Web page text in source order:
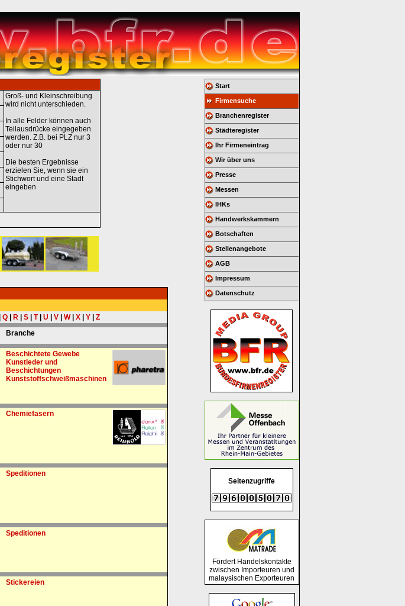
Groß- und Kleinschreibung
wird nicht unterschieden.
In alle Felder können auch
Teilausdrücke eingegeben
werden. Z.B. bei PLZ nur 3
oder nur 30
Die besten Ergebnisse
erzielen Sie, wenn sie ein
Stichwort und eine Stadt
eingeben
Q| R| S| T| U V| W| X| Y| Z
Branche
Beschichtete Gewebe
Kunstleder und
Beschichtungen
Kunststoffschweißmaschinen
Chemiefasern
Speditionen
Speditionen
Stickereien
Start
Firmensuche
Branchenregister
Städteregister
Ihr Firmeneintrag
Wir über uns
Presse
Messen
IHKs
Handwerkskammern
Botschaften
Stellenangebote
AGB
Impressum
Datenschutz
Seitenzugriffe
Fördert Handelskontakte
zwischen Importeuren und
malaysischen Exporteuren